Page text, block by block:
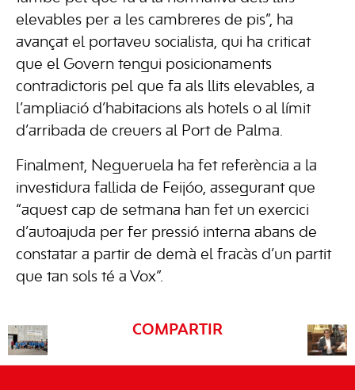
elevables per a les cambreres de pis”, ha
avançat el portaveu socialista, qui ha criticat
que el Govern tengui posicionaments
contradictoris pel que fa als llits elevables, a
l’ampliació d’habitacions als hotels o al límit
d’arribada de creuers al Port de Palma.
Finalment, Negueruela ha fet referència a la
investidura fallida de Feijóo, assegurant que
“aquest cap de setmana han fet un exercici
d’autoajuda per fer pressió interna abans de
constatar a partir de demà el fracàs d’un partit
que tan sols té a Vox”.
COMPARTIR